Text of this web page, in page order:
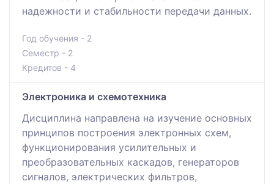
надежности и стабильности передачи данных.
Год обучения - 2
Семестр - 2
Кредитов - 4
Электроника и схемотехника
Дисциплина направлена на изучение основных
принципов построения электронных схем,
функционирования усилительных и
преобразовательных каскадов, генераторов
сигналов, электрических фильтров,